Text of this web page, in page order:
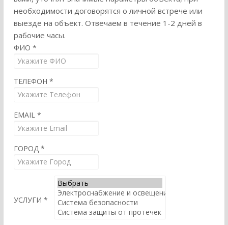
необходимости договорятся о личной встрече или
выезде на объект. Отвечаем в течение 1-2 дней в
рабочие часы.
ФИО *
ТЕЛЕФОН *
EMAIL *
ГОРОД *
УСЛУГИ *